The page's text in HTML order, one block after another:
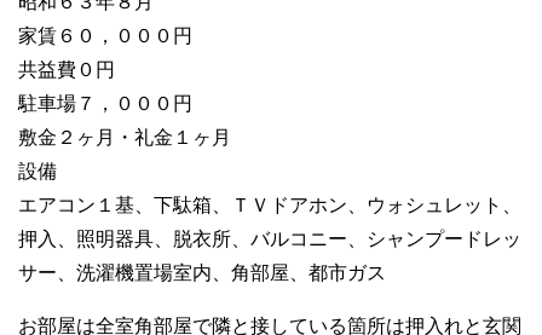
家賃６０，０００円
共益費０円
駐車場７，０００円
敷金２ヶ月・礼金１ヶ月
設備
エアコン１基、下駄箱、ＴＶドアホン、ウォシュレット、
押入、照明器具、脱衣所、バルコニー、シャンプードレッ
サー、洗濯機置場室内、角部屋、都市ガス
お部屋は全室角部屋で隣と接している箇所は押入れと玄関